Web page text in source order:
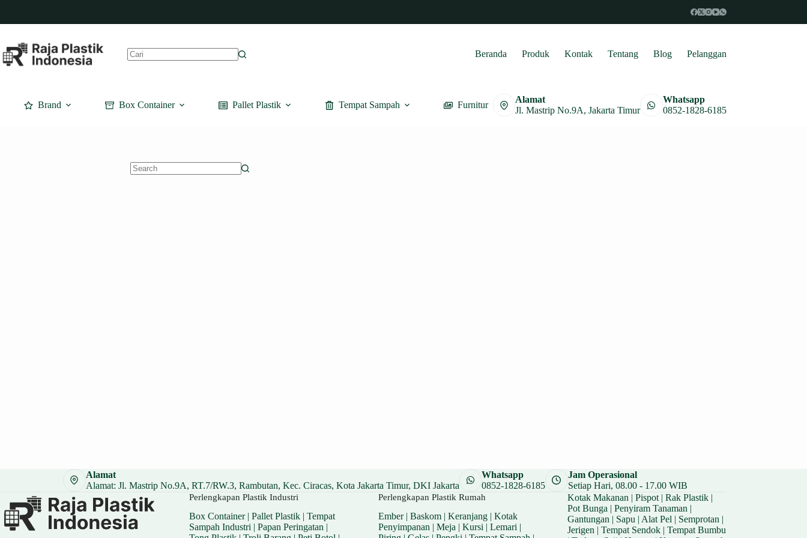
content
Beranda Produk Kontak Tentang Blog Pelanggan
Brand Box Container Pallet Plastik Tempat Sampah Furnitur
Alamat
Jl. Mastrip No.9A, Jakarta Timur
Whatsapp
0852-1828-6185
Alamat
Alamat: Jl. Mastrip No.9A, RT.7/RW.3, Rambutan, Kec. Ciracas, Kota Jakarta Timur, DKI Jakarta
Whatsapp
0852-1828-6185
Jam Operasional
Setiap Hari, 08.00 - 17.00 WIB
Perlengkapan Plastik Industri
Box Container| Pallet Plastik| Tempat
Sampah Industri | Papan Peringatan |
Perlengkapan Plastik Rumah
Ember| Baskom| Keranjang| Kotak
Penyimpanan | Meja | Kursi | Lemari |
Kotak Makanan | Pispot| Rak Plastik|
Pot Bunga | Penyiram Tanaman |
Gantungan | Sapu | Alat Pel | Semprotan |
Jerigen | Tempat Sendok| Tempat Bumbu